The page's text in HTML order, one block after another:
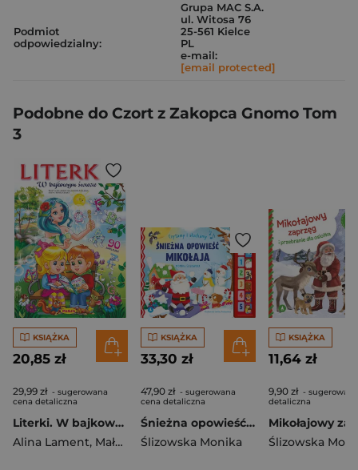
Podmiot
odpowiedzialny:
Grupa MAC S.A.
ul. Witosa 76
25-561 Kielce
PL
e-mail:
[email protected]
Podobne do Czort z Zakopca Gnomo Tom
3
KSIĄŻKA
20,85 zł
29,99 zł - sugerowana
cena detaliczna
Literki. W bajkowym świecie
Alina Lament, Małgorzata Podleśna ,Mariola Budek
KSIĄŻKA
33,30 zł
47,90 zł - sugerowana
cena detaliczna
Śnieżna opowieść Mikołaja. Czytamy i słuchamy
Ślizowska Monika
KSIĄŻKA
11,64 zł
9,90 zł -
detaliczna
Ślizowska